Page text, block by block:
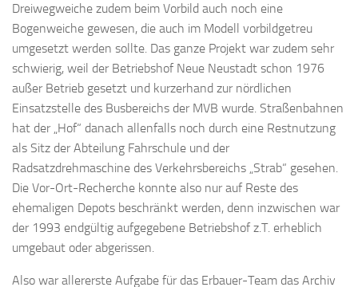
Dreiwegweiche zudem beim Vorbild auch noch eine
Bogenweiche gewesen, die auch im Modell vorbildgetreu
umgesetzt werden sollte. Das ganze Projekt war zudem sehr
schwierig, weil der Betriebshof Neue Neustadt schon 1976
außer Betrieb gesetzt und kurzerhand zur nördlichen
Einsatzstelle des Busbereichs der MVB wurde. Straßenbahnen
hat der „Hof“ danach allenfalls noch durch eine Restnutzung
als Sitz der Abteilung Fahrschule und der
Radsatzdrehmaschine des Verkehrsbereichs „Strab“ ge­sehen.
Die Vor-Ort-Recherche konnte also nur auf Reste des
ehemaligen Depots beschränkt werden, denn inzwischen war
der 1993 endgültig aufgegebene Betriebshof z.T. erheblich
umgebaut oder abgerissen.
Also war allererste Aufgabe für das Erbauer-Team das Archiv